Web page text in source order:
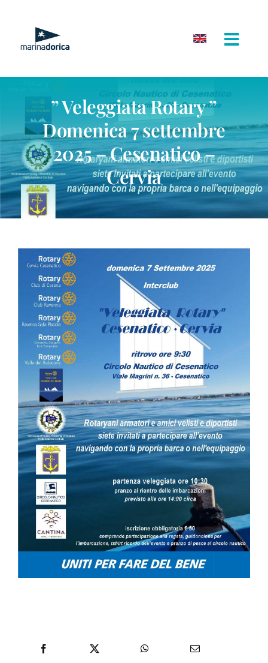
contenuto
” Veleggiata Rotary ”
Domenica 7 settembre
2025 – Cesenatico –
Cervia